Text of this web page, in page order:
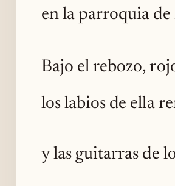
en la parroquia de
Bajo el rebozo,
los labios de ella
y las guitarras de